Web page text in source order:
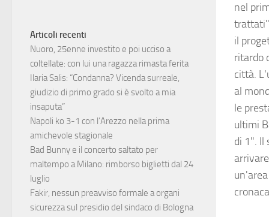
nel
il
ritardo
città.
al
le
ultimi
di 1". Il
Articoli recenti
Nuoro, 25enne investito e poi ucciso a
coltellate: con lui una ragazza rimasta ferita
Ilaria Salis: “Condanna? Vicenda surreale,
giudizio di primo grado si è svolto a mia
insaputa”
Napoli ko 3-1 con l’Arezzo nella prima
amichevole stagionale
Bad Bunny e il concerto saltato per
maltempo a Milano: rimborso biglietti dal 24
luglio
Fakir, nessun preavviso formale a organi
sicurezza sul presidio del sindaco di Bologna